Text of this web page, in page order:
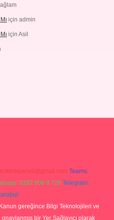
için admin
için Asil
Teams:
0262 606 0 726 Telegram:
gereğince Bilgi Teknolojileri ve
bir Yer Sağlayıcı olarak